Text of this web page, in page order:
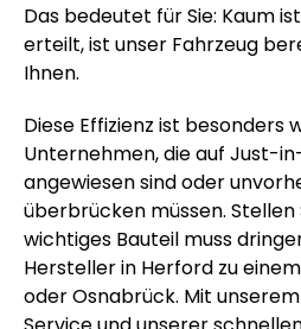
Das bedeutet für Sie: Kaum
erteilt, ist unser Fahrzeug
Ihnen.
Diese Effizienz ist besonders
Unternehmen, die auf Just-
angewiesen sind oder
überbrücken müssen. Stellen
wichtiges Bauteil muss
Hersteller in Herford zu
oder Osnabrück. Mit unserem